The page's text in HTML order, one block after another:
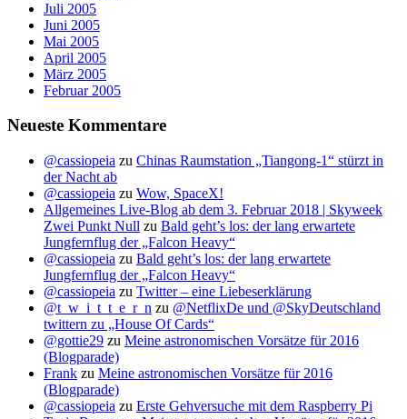
Juli 2005
Juni 2005
Mai 2005
April 2005
März 2005
Februar 2005
Neueste Kommentare
@cassiopeia zu Chinas Raumstation „Tiangong-1“ stürzt in
der Nacht ab
@cassiopeia zu Wow, SpaceX!
Allgemeines Live-Blog ab dem 3. Februar 2018 | Skyweek
Zwei Punkt Null zu Bald geht’s los: der lang erwartete
Jungfernflug der „Falcon Heavy“
@cassiopeia zu Bald geht’s los: der lang erwartete
Jungfernflug der „Falcon Heavy“
@cassiopeia zu Twitter – eine Liebeserklärung
@t_w_i_t_t_e_r_n zu @NetflixDe und @SkyDeutschland
twittern zu „House Of Cards“
@gottie29 zu Meine astronomischen Vorsätze für 2016
(Blogparade)
Frank zu Meine astronomischen Vorsätze für 2016
(Blogparade)
@cassiopeia zu Erste Gehversuche mit dem Raspberry Pi